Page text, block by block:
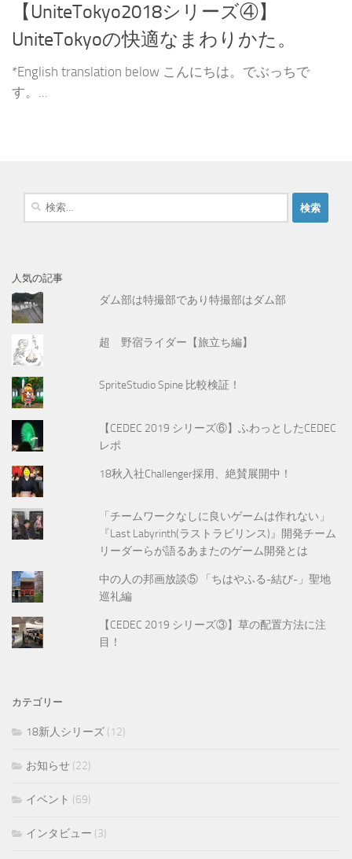
【UniteTokyo2018シリーズ④】
UniteTokyoの快適なまわりかた。
*English translation below こんにちは。でぶっちで
す。...
検
人気の記事
ダム部は特撮部であり特撮部はダム部
超 野宿ライダー【旅立ち編】
SpriteStudio Spine 比較検証！
【CEDEC 2019 シリーズ⑥】ふわっとしたCEDEC
レポ
18秋入社Challenger採用、絶賛展開中！
「チームワークなしに良いゲームは作れない」
『Last Labyrinth(ラストラビリンス)』開発チーム
リーダーらが語るあまたのゲーム開発とは
中の人の邦画放談⑤ 「ちはやふる-結び-」聖地
巡礼編
【CEDEC 2019 シリーズ③】草の配置方法に注
目！
カテゴリー
18新人シリーズ (12)
お知らせ (22)
イベント (69)
インタビュー (3)